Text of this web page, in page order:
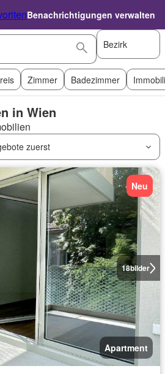
Benachrichtigungen verwalten
Bezirk
Zimmer Badezimmer
in Wien
zuerst
18bilder
Neu
Apartment